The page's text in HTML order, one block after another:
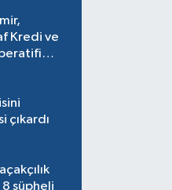
Kredi ve
çıkardı
şüpheli